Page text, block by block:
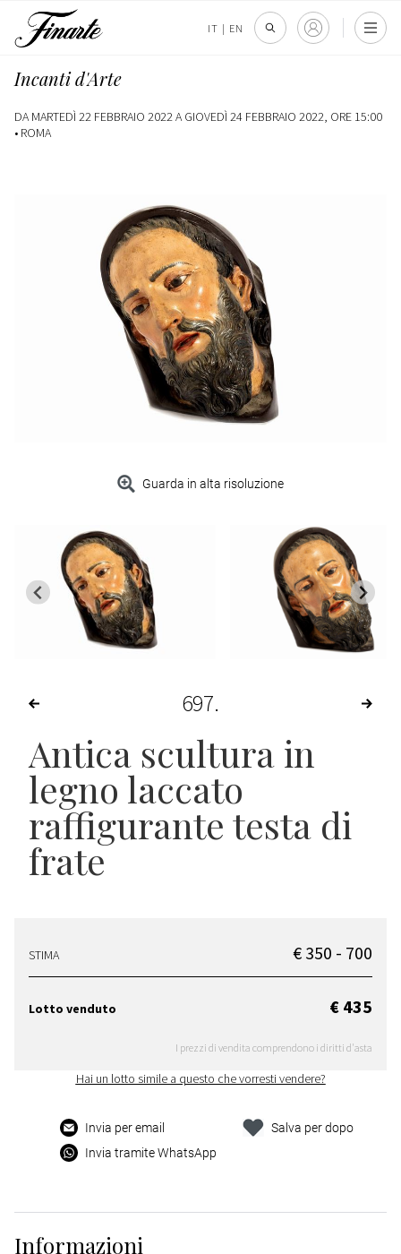
IT | EN
Incanti d'Arte
DA MARTEDÌ 22 FEBBRAIO 2022 A GIOVEDÌ 24 FEBBRAIO 2022, ORE 15:00
• ROMA
Guarda in alta risoluzione
697
Antica scultura in
legno laccato
raffigurante testa di
frate
STIMA € 350 - 700
Lotto venduto € 435
I prezzi di vendita comprendono i diritti d'asta
Hai un lotto simile a questo che vorresti vendere?
Invia per email
Invia tramite WhatsApp
Salva per dopo
Informazioni